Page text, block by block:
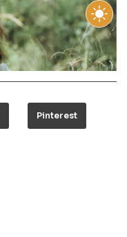
Pinterest